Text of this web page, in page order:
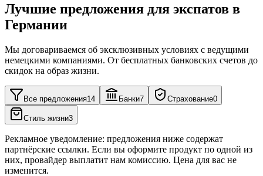
Лучшие предложения для экспатов в
Германии
Мы договариваемся об эксклюзивных условиях с ведущими
немецкими компаниями. От бесплатных банковских счетов до
скидок на образ жизни.
Все предложения14 Банки7 Страхование0
Стиль жизни3
Рекламное уведомление: предложения ниже содержат
партнёрские ссылки. Если вы оформите продукт по одной из
них, провайдер выплатит нам комиссию. Цена для вас не
изменится.